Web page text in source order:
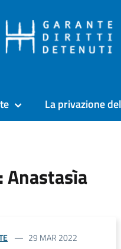
La privazione
Anastasìa
29 MAR 2022